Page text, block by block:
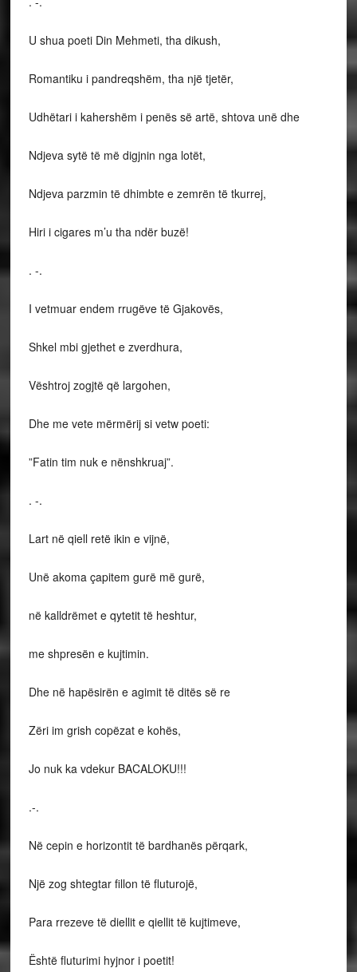
U shua poeti Din Mehmeti, tha dikush,
Romantiku i pandreqshëm, tha një tjetër,
Udhëtari i kahershëm i penës së artë, shtova unë dhe
Ndjeva sytë të më digjnin nga lotët,
Ndjeva parzmin të dhimbte e zemrën të tkurrej,
Hiri i cigares m’u tha ndër buzë!
. -.
I vetmuar endem rrugëve të Gjakovës,
Shkel mbi gjethet e zverdhura,
Vështroj zogjtë që largohen,
Dhe me vete mërmërij si vetw poeti:
”Fatin tim nuk e nënshkruaj”.
. -.
Lart në qiell retë ikin e vijnë,
Unë akoma çapitem gurë më gurë,
në kalldrëmet e qytetit të heshtur,
me shpresën e kujtimin.
Dhe në hapësirën e agimit të ditës së re
Zëri im grish copëzat e kohës,
Jo nuk ka vdekur BACALOKU!!!
.-.
Në cepin e horizontit të bardhanës përqark,
Një zog shtegtar fillon të fluturojë,
Para rrezeve të diellit e qiellit të kujtimeve,
Është fluturimi hyjnor i poetit!